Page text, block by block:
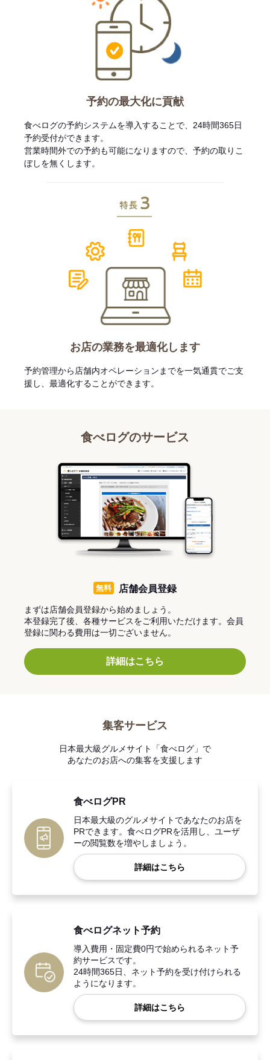
予約の最大化に貢献
食べログの予約システムを導入することで、24時間365日
予約受付ができます。
営業時間外での予約も可能になりますので、予約の取りこ
ぼしを無くします。
お店の業務を最適化します
予約管理から店舗内オペレーションまでを一気通貫でご支
援し、最適化することができます。
食べログのサービス
無料 店舗会員登録
まずは店舗会員登録から始めましょう。
本登録完了後、各種サービスをご利用いただけます。会員
登録に関わる費用は一切ございません。
詳細はこちら
集客サービス
日本最大級グルメサイト「食べログ」で
あなたのお店への集客を支援します
食べログPR
日本最大級のグルメサイトであなたのお店を
PRできます。食べログPRを活用し、ユーザ
ーの閲覧数を増やしましょう。
詳細はこちら
食べログネット予約
導入費用・固定費0円で始められるネット予
約サービスです。
24時間365日、ネット予約を受け付けられる
ようになります。
詳細はこちら